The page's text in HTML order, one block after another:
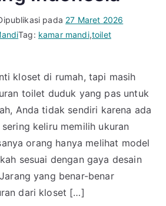
pada 27 Maret 2026
Tag: kamar mandi,toilet
kloset di rumah, tapi masih
toilet duduk yang pas untuk
Anda tidak sendiri karena ada
keliru memilih ukuran
orang hanya melihat model
sesuai dengan gaya desain
yang benar-benar
dari kloset […]